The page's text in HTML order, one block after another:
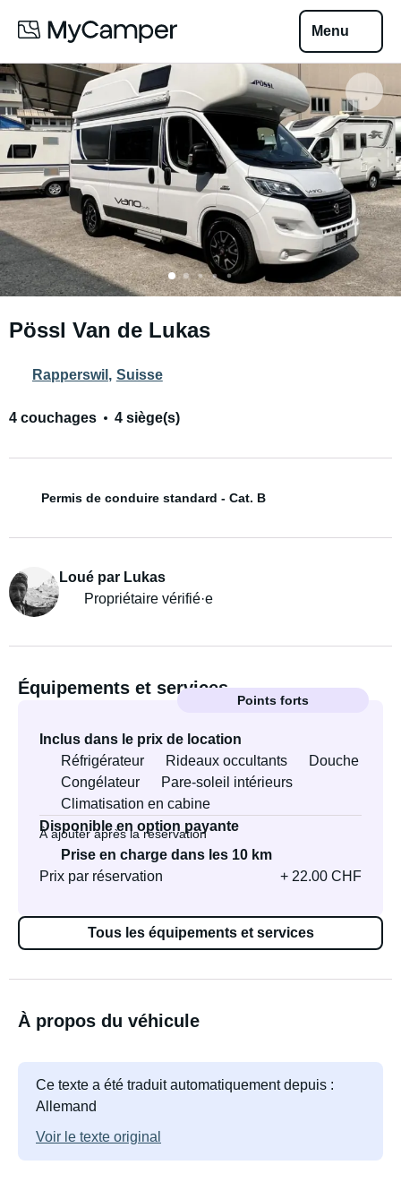
Menu
Pössl Van de Lukas
Rapperswil , Suisse
4 couchages 4 siège(s)
Permis de conduire standard - Cat. B
Loué par Lukas
Propriétaire vérifié·e
Équipements et services
Points forts
Inclus dans le prix de location
Réfrigérateur
Rideaux occultants
Douche
Congélateur
Pare-soleil intérieurs
Climatisation en cabine
Disponible en option payante
À ajouter après la réservation
Prise en charge dans les 10 km
Prix par réservation
+ 22.00 CHF
Tous les équipements et services
À propos du véhicule
Ce texte a été traduit automatiquement depuis :
Allemand
Voir le texte original